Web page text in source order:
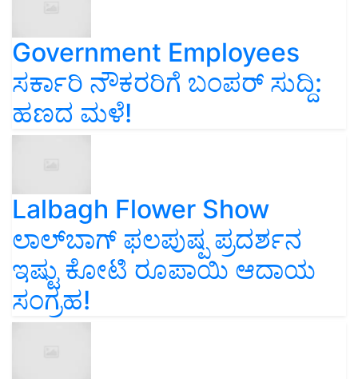
Government Employees
ಸರ್ಕಾರಿ ನೌಕರರಿಗೆ ಬಂಪರ್‌ ಸುದ್ದಿ:
ಹಣದ ಮಳೆ!
Lalbagh Flower Show
ಲಾಲ್‌ಬಾಗ್ ಫಲಪುಷ್ಪ ಪ್ರದರ್ಶನ
ಇಷ್ಟು ಕೋಟಿ ರೂಪಾಯಿ ಆದಾಯ
ಸಂಗ್ರಹ!